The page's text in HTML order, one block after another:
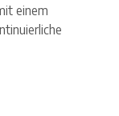
einem